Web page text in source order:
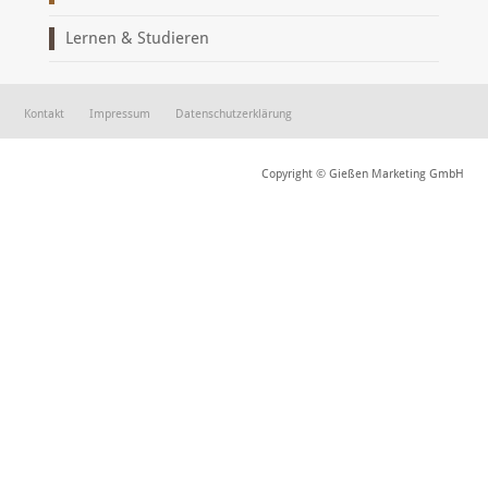
Lernen & Studieren
Kontakt Impressum Datenschutzerklärung
Copyright © Gießen Marketing GmbH